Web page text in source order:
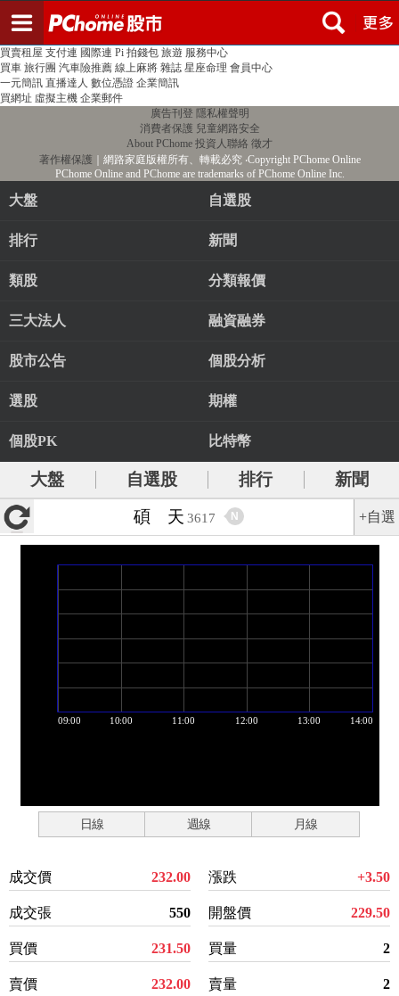
PChome首頁 線上購物 24h購物 書店
買賣租屋 支付連 國際連 Pi 拍錢包 旅遊 服務中心
買車 旅行團 汽車險推薦 線上麻將 雜誌 星座命理 會員中心
一元簡訊 直播達人 數位憑證 企業簡訊
買網址 虛擬主機 企業郵件
廣告刊登 隱私權聲明
消費者保護 兒童網路安全
About PChome 投資人聯絡 徵才
著作權保護 ｜網路家庭版權所有、轉載必究‧Copyright PChome Online
PChome Online and PChome are trademarks of PChome Online Inc.
大盤 自選股
排行 新聞
類股 分類報價
三大法人 融資融券
股市公告 個股分析
選股 期權
個股PK 比特幣
大盤 自選股 排行
新聞
碩 天 3617 N +自選
日線 週線 月線
成交價 232.00
成交張 550
買價 231.50
賣價 232.00
漲跌 +3.50
開盤價 229.50
買量 2
賣量 2